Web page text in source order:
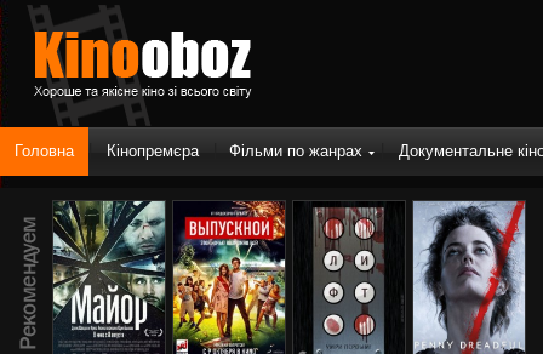
Головна Кінопремєра Фільми по жанрах Документальне